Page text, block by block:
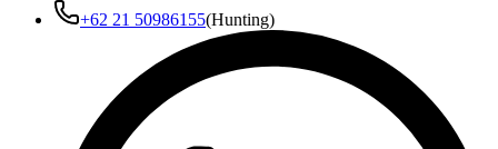
+62 21 50986155(Hunting)